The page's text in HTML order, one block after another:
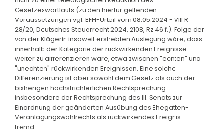
Gesetzeswortlauts (zu den hierfür geltenden
Voraussetzungen vgl. BFH-Urteil vom 08.05.2024 - VIII R
28/20, Deutsches Steuerrecht 2024, 2108, Rz 46 f.). Folge der
von der Klägerin insoweit erstrebten Auslegung wäre, dass
innerhalb der Kategorie der rückwirkenden Ereignisse
weiter zu differenzieren wäre, etwa zwischen "echten" und
"unechten" rückwirkenden Ereignissen. Eine solche
Differenzierung ist aber sowohl dem Gesetz als auch der
bisherigen höchstrichterlichen Rechtsprechung --
insbesondere der Rechtsprechung des III. Senats zur
Einordnung der geänderten Ausübung des Ehegatten-
Veranlagungswahlrechts als rückwirkendes Ereignis--
fremd.